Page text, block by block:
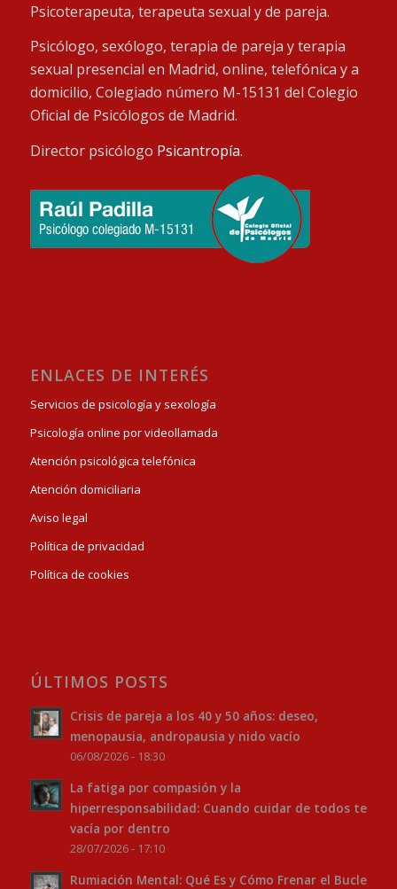
Psicoterapeuta, terapeuta sexual y de pareja.
Psicólogo, sexólogo, terapia de pareja y terapia
sexual presencial en Madrid, online, telefónica y a
domicilio, Colegiado número M-15131 del Colegio
Oficial de Psicólogos de Madrid.
Director psicólogo Psicantropía.
ENLACES DE INTERÉS
Servicios de psicología y sexología
Psicología online por videollamada
Atención psicológica telefónica
Atención domiciliaria
Aviso legal
Política de privacidad
Política de cookies
ÚLTIMOS POSTS
Crisis de pareja a los 40 y 50 años: deseo,
menopausia, andropausia y nido vacío
06/08/2026 - 18:30
La fatiga por compasión y la
hiperresponsabilidad: Cuando cuidar de todos te
vacía por dentro
28/07/2026 - 17:10
Rumiación Mental: Qué Es y Cómo Frenar el Bucle